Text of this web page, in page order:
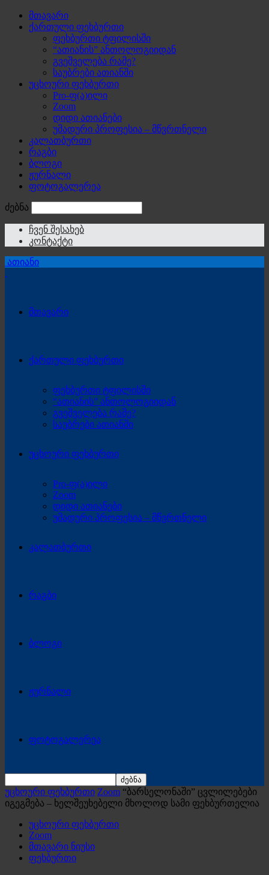
მთავარი
ქართული ფეხბურთი
ფეხბურთი ტფილისში
“ათიანის” ანთოლოგიიდან
გვეშველება რამე?
საუბრები ათიანში
უცხოური ფეხბურთი
Pro-ფ(ა)ილი
Zoom
დიდი ათიანები
უმადური პროფესია – მწვრთნელი
კალათბურთი
რაგბი
ბლოგი
ჟურნალი
ფოტოგალერეა
ძებნა
ჩვენ შესახებ
კონტაქტი
ათიანი
მთავარი
ქართული ფეხბურთი
ფეხბურთი ტფილისში
“ათიანის” ანთოლოგიიდან
გვეშველება რამე?
საუბრები ათიანში
უცხოური ფეხბურთი
Pro-ფ(ა)ილი
Zoom
დიდი ათიანები
უმადური პროფესია – მწვრთნელი
კალათბურთი
რაგბი
ბლოგი
ჟურნალი
ფოტოგალერეა
უცხოური ფეხბურთი Zoom “ბარსელონაში” ცვლილებები
იგეგმება – ხელშეუხებელი მხოლოდ სამი ფეხბურთელია
უცხოური ფეხბურთი
Zoom
მთავარი ნიუსი
ფეხბურთი